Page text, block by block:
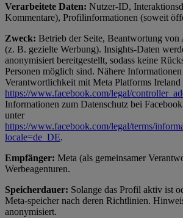
Verarbeitete Daten: Nutzer-ID,
Kommentare), Profilinformationen (soweit
Zweck: Betrieb der Seite, Beantwortung
(z. B. gezielte Werbung). Insights-Daten
anonymisiert bereitgestellt, sodass keine
Personen möglich sind. Nähere
Verantwortlichkeit mit Meta Platforms
https://www.facebook.com/legal/
Informationen zum Datenschutz bei
unter
https://www.facebook.com/legal/terms/
locale=de_DE.
Empfänger: Meta (als gemeinsamer
Werbeagenturen.
Speicherdauer: Solange das Profil aktiv ist
Meta-speicher nach deren Richtlinien.
anonymisiert.